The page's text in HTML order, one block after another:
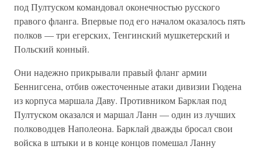
под Пултуском командовал оконечностью русского
правого фланга. Впервые под его началом оказалось пять
полков — три егерских, Тенгинский мушкетерский и
Польский конный.
Они надежно прикрывали правый фланг армии
Беннигсена, отбив ожесточенные атаки дивизии Гюдена
из корпуса маршала Даву. Противником Барклая под
Пултуском оказался и маршал Ланн — один из лучших
полководцев Наполеона. Барклай дважды бросал свои
войска в штыки и в конце концов помешал Ланну